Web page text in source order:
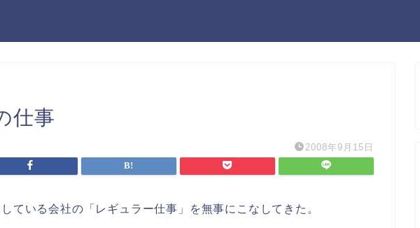
仕事
2008年9月15日
ている会社の「レギュラー仕事」を無事にこなしてきた。